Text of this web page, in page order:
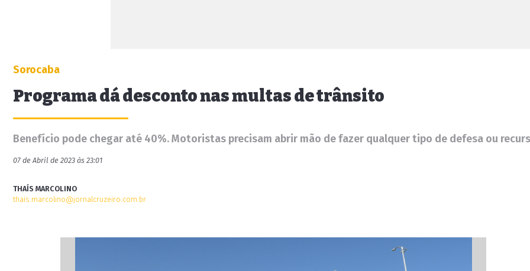
Sorocaba
Programa dá desconto nas multas de trânsito
Benefício pode chegar até 40%. Motoristas precisam abrir mão de fazer qualquer tipo de defesa ou
07 de Abril de 2023 às 23:01
THAÍS MARCOLINO
thais.marcolino@jornalcruzeiro.com.br